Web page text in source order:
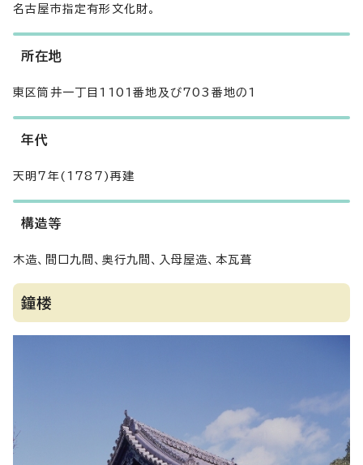
名古屋市指定有形文化財。
所在地
東区筒井一丁目1101番地及び703番地の1
年代
天明7年(1787)再建
構造等
木造、間口九間、奥行九間、入母屋造、本瓦葺
鐘楼